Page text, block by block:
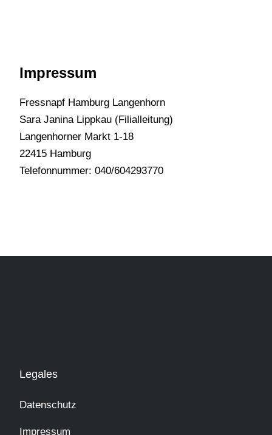
Impressum
Fressnapf Hamburg Langenhorn
Sara Janina Lippkau (Filialleitung)
Langenhorner Markt 1-18
22415 Hamburg
Telefonnummer: 040/604293770
Legales
Datenschutz
Impressum